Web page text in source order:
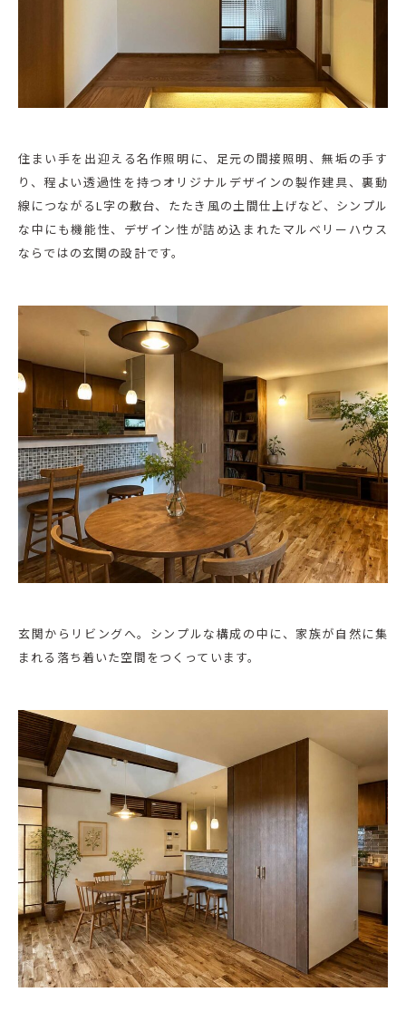
住まい手を出迎える名作照明に、足元の間接照明、無垢の手す
り、程よい透過性を持つオリジナルデザインの製作建具、裏動
線につながるL字の敷台、たたき風の土間仕上げなど、シンプル
な中にも機能性、デザイン性が詰め込まれたマルベリーハウス
ならではの玄関の設計です。
玄関からリビングへ。シンプルな構成の中に、家族が自然に集
まれる落ち着いた空間をつくっています。